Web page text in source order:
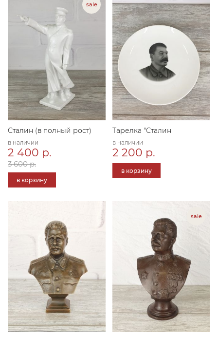
Сталин (в полный рост)
в наличии
2 400 р.
3 600 р.
в корзину
Тарелка "Сталин"
в наличии
2 200 р.
в корзину